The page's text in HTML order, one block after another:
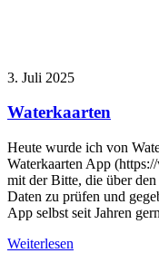
3. Juli 2025
Waterkaarten
Heute wurde ich von
Waterkaarten App
mit der Bitte, die über
Daten zu prüfen und
App selbst seit Jahren
Weiterlesen